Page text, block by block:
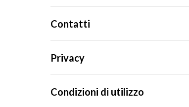
Contatti
Privacy
Condizioni di utilizzo